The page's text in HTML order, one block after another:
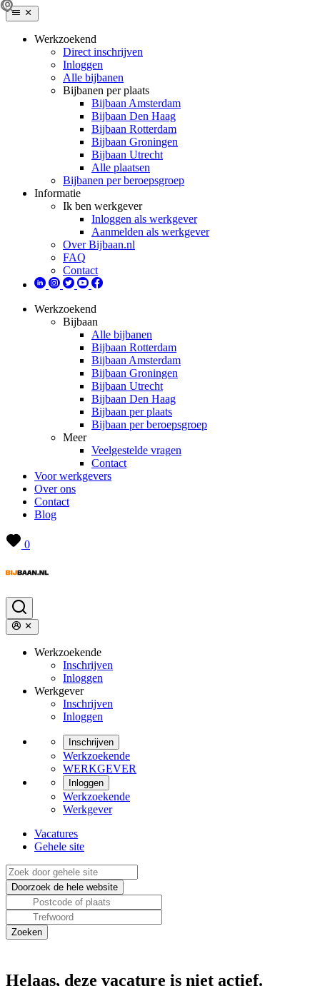
Werkzoekend
Direct inschrijven
Inloggen
Alle bijbanen
Bijbanen per plaats
Bijbaan Amsterdam
Bijbaan Den Haag
Bijbaan Rotterdam
Bijbaan Groningen
Bijbaan Utrecht
Alle plaatsen
Bijbanen per beroepsgroep
Informatie
Ik ben werkgever
Inloggen als werkgever
Aanmelden als werkgever
Over Bijbaan.nl
FAQ
Contact
Werkzoekend
Bijbaan
Alle bijbanen
Bijbaan Rotterdam
Bijbaan Amsterdam
Bijbaan Groningen
Bijbaan Utrecht
Bijbaan Den Haag
Bijbaan per plaats
Bijbaan per beroepsgroep
Meer
Veelgestelde vragen
Contact
Voor werkgevers
Over ons
Contact
Blog
0
Werkzoekende
Inschrijven
Inloggen
Werkgever
Inschrijven
Inloggen
Inschrijven
Werkzoekende
WERKGEVER
Inloggen
Werkzoekende
Werkgever
Vacatures
Gehele site
Helaas, deze vacature is niet actief.